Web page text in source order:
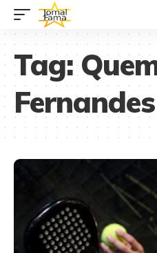
Tag: